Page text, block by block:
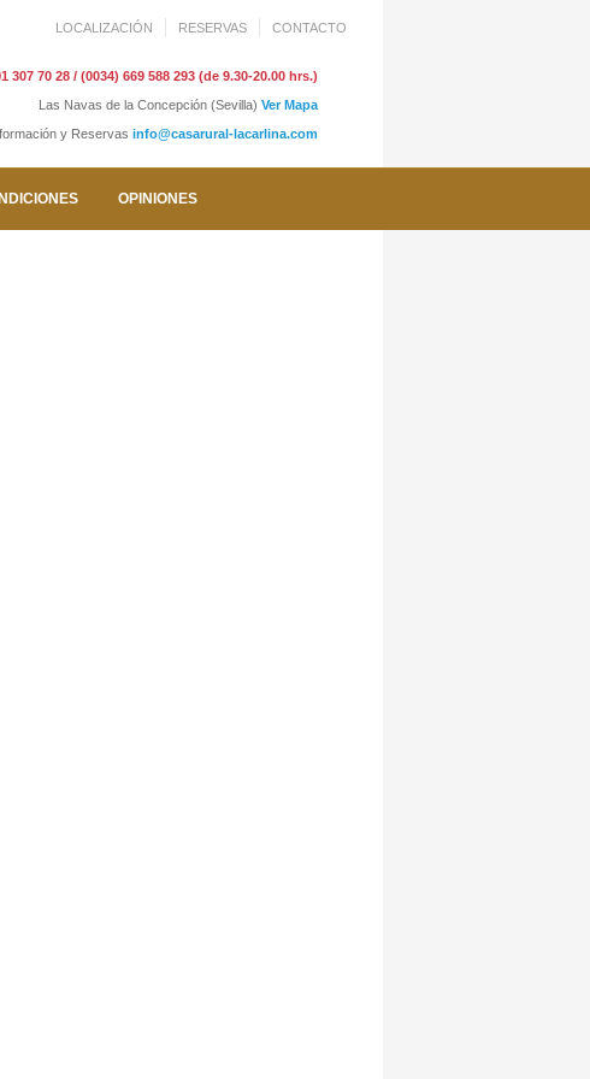
LOCALIZACIÓN RESERVAS CONTACTO
307 70 28 / (0034) 669 588 293 (de 9.30-20.00 hrs.)
Las Navas de la Concepción (Sevilla) Ver Mapa
y Reservas info@casarural-lacarlina.com
OPINIONES